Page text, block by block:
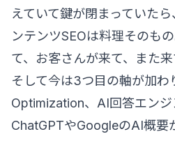
えていて鍵が閉まっていた
ンテンツSEOは料理そのも
て、お客さんが来て、また来
そして今は3つ目の軸が加
Optimization、AI回答エンジ
ChatGPTやGoogleのAI概要